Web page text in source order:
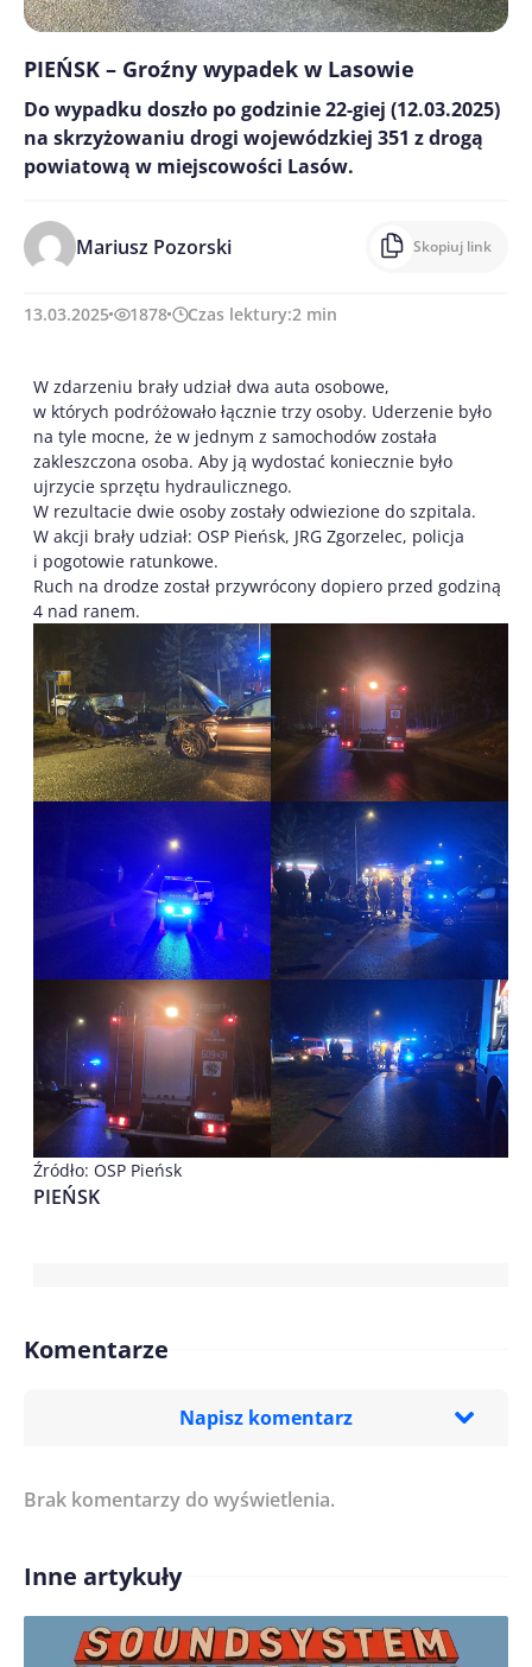
PIEŃSK – Groźny wypadek w Lasowie
Do wypadku doszło po godzinie 22-giej (12.03.2025)
na skrzyżowaniu drogi wojewódzkiej 351 z drogą
powiatową w miejscowości Lasów.
Mariusz Pozorski Skopiuj link
13.03.2025 1878 Czas lektury:2 min
W zdarzeniu brały udział dwa auta osobowe,
w których podróżowało łącznie trzy osoby. Uderzenie było
na tyle mocne, że w jednym z samochodów została
zakleszczona osoba. Aby ją wydostać koniecznie było
ujrzycie sprzętu hydraulicznego.
W rezultacie dwie osoby zostały odwiezione do szpitala.
W akcji brały udział: OSP Pieńsk, JRG Zgorzelec, policja
i pogotowie ratunkowe.
Ruch na drodze został przywrócony dopiero przed godziną
4 nad ranem.
Źródło: OSP Pieńsk
PIEŃSK
Komentarze
Napisz komentarz
Treść komentarza*
Imię/ Nick*
Brak komentarzy do wyświetlenia.
Inne artykuły